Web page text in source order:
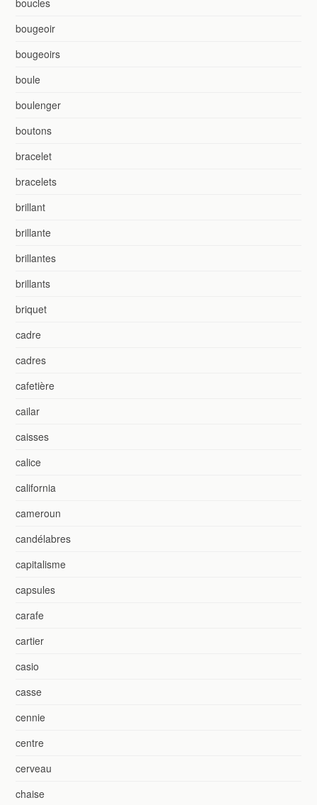
bougeoir
bougeoirs
boule
boulenger
boutons
bracelet
bracelets
brillant
brillante
brillantes
brillants
briquet
cadre
cadres
cafetière
cailar
caisses
calice
california
cameroun
candélabres
capitalisme
capsules
carafe
cartier
casio
casse
cennie
centre
cerveau
chaise